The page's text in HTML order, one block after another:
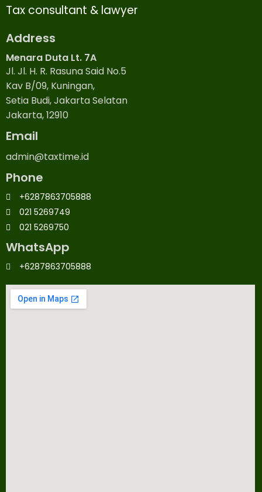
Tax consultant & lawyer
Address
Menara Duta Lt. 7A
Jl. Jl. H. R. Rasuna Said No.5
Kav B/09, Kuningan,
Setia Budi, Jakarta Selatan
Jakarta, 12910
Email
admin@taxtime.id
Phone
+6287863705888
021 5269749
021 5269750
WhatsApp
+6287863705888